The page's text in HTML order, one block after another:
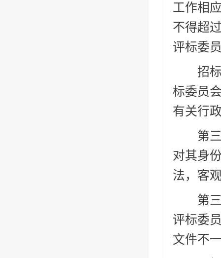
工作相
不得超
评标委
招标
标委员
有关行
第三
对其身
法，客
第三
评标委
文件不